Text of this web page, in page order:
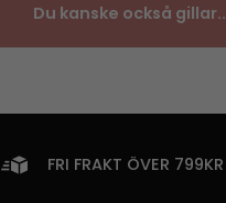
Du kanske också gillar..
FRI FRAKT ÖVER 799KR